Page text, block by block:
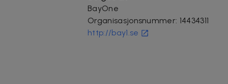
BayOne
Organisasjonsnummer: 14434311
http://bay1.se